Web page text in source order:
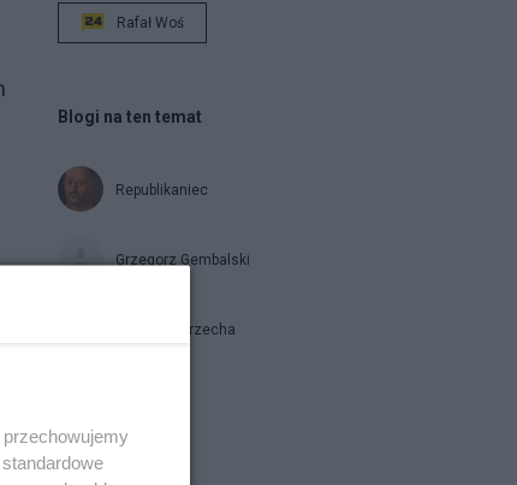
Rafał Woś
Blogi na ten temat
Republikaniec
Grzegorz Gembalski
Łukasz Warzecha